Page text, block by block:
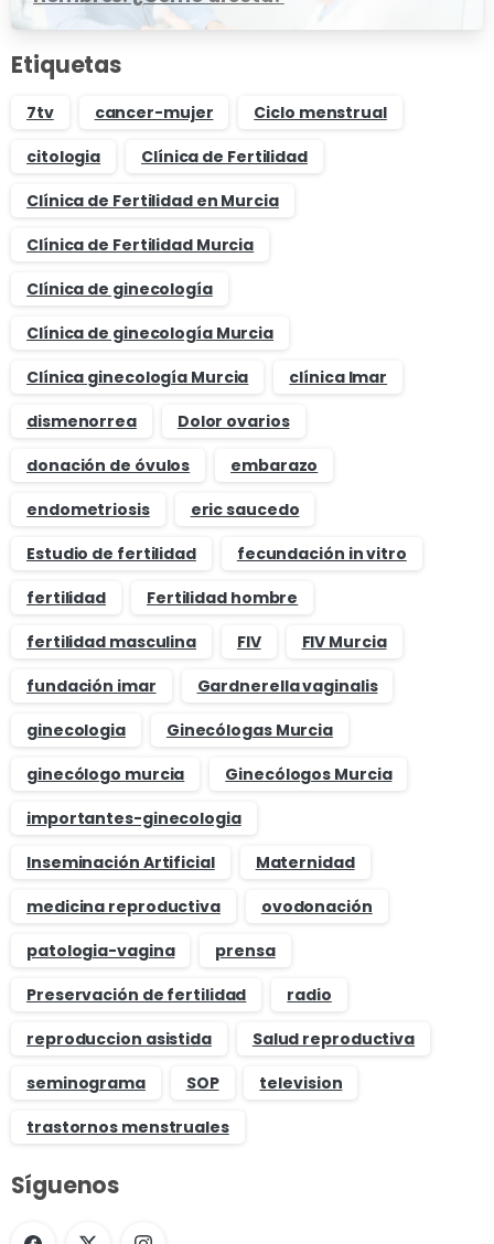
Etiquetas
7tv cancer-mujer
Ciclo menstrual
citologia
Clínica de Fertilidad
Clínica de Fertilidad en Murcia
Clínica de Fertilidad Murcia
Clínica de ginecología
Clínica de ginecología Murcia
Clínica ginecología Murcia
clínica Imar
dismenorrea
Dolor ovarios
donación de óvulos
embarazo
endometriosis
eric saucedo
Estudio de fertilidad
fecundación in vitro
fertilidad
Fertilidad hombre
fertilidad masculina
FIV
FIV Murcia
fundación imar
Gardnerella vaginalis
ginecologia
Ginecólogas Murcia
ginecólogo murcia
Ginecólogos Murcia
importantes-ginecologia
Inseminación Artificial
Maternidad
medicina reproductiva
ovodonación
patologia-vagina
prensa
Preservación de fertilidad
radio
reproduccion asistida
Salud reproductiva
seminograma
SOP
television
trastornos menstruales
Síguenos